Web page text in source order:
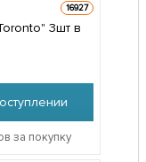
16927
3шт в
за покупку